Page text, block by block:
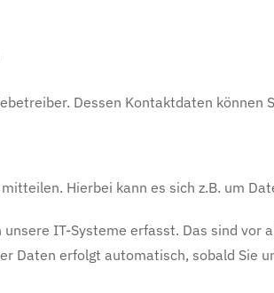
Dessen Kontaktdaten können
Hierbei kann es sich z.B. um
IT-Systeme erfasst. Das sind vor
Daten erfolgt automatisch, sobald Sie